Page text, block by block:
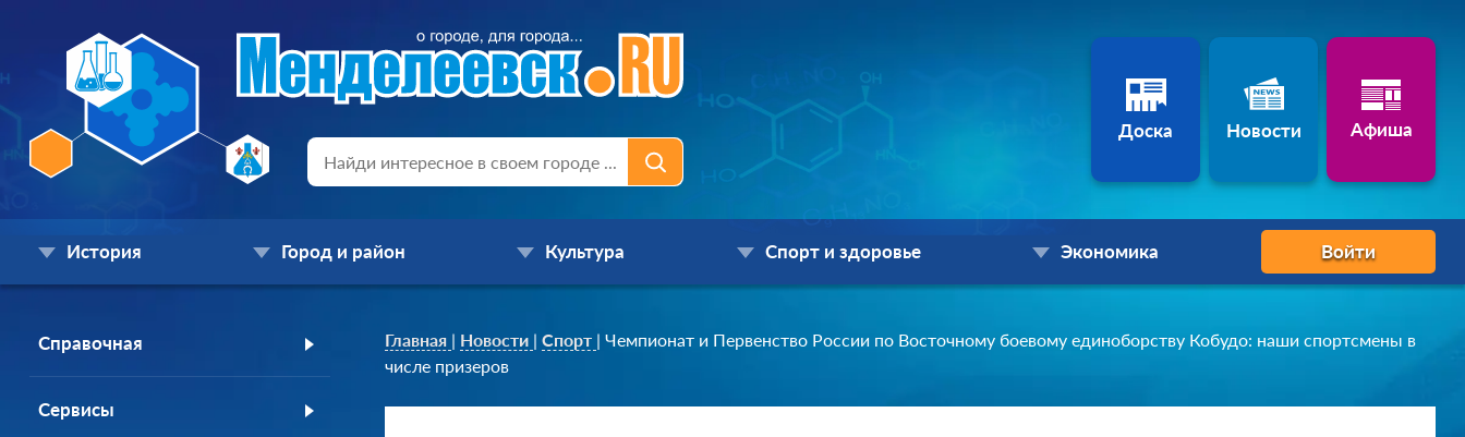
Доска Новости Афиша
История Город и район Культура Спорт и здоровье Экономика Войти
Справочная
Сервисы
Главная | Новости | Спорт | Чемпионат и Первенство России по Восточному боевому единоборству Кобудо: наши спортсмены в
числе призеров